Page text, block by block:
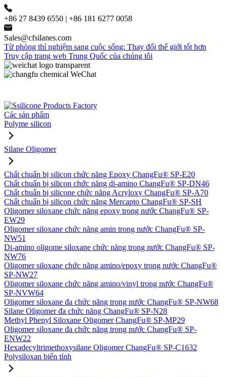
+86 27 8439 6550 | +86 181 6277 0058
Sales@cfsilanes.com
Từ phòng thí nghiệm sang cuộc sống: Thay đổi thế giới tốt hơn
Truy cập trang web Trung Quốc của chúng tôi
Các sản phẩm
Polyme silicon
Silane Oligomer
Chất chuẩn bị silicon chức năng Epoxy ChangFu® SP-E20
Chất chuẩn bị silicon chức năng di-amino ChangFu® SP-DN46
Chất chuẩn bị silicone chức năng Acryloxy ChangFu® SP-A70
Chất chuẩn bị silicon chức năng Mercapto ChangFu® SP-SH
Oligomer siloxane chức năng epoxy trong nước ChangFu® SP-
EW29
Oligomer siloxane chức năng amin trong nước ChangFu® SP-
NW51
Di-amino oligome siloxane chức năng trong nước ChangFu® SP-
NW76
Oligomer siloxane chức năng amino/epoxy trong nước ChangFu®
SP-NW27
Oligomer siloxane chức năng amino/vinyl trong nước ChangFu®
SP-NVW64
Oligomer siloxane đa chức năng trong nước ChangFu® SP-NW68
Silane Oligomer đa chức năng ChangFu® SP-N28
Methyl Phenyl Siloxane Oligomer ChangFu® SP-MP29
Oligomer siloxane đa chức năng trong nước ChangFu® SP-
ENW22
Hexadecyltrimethoxysilane Oligomer ChangFu® SP-C1632
Polysiloxan biến tính